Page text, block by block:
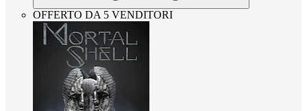
OFFERTO DA 5 VENDITORI